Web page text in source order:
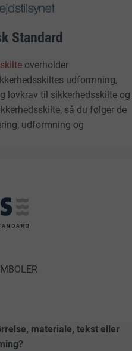
Standard
overholder
udformning,
lovkrav til sikkerhedsskilte og
så du følger de
udformning og
materiale, tekst eller